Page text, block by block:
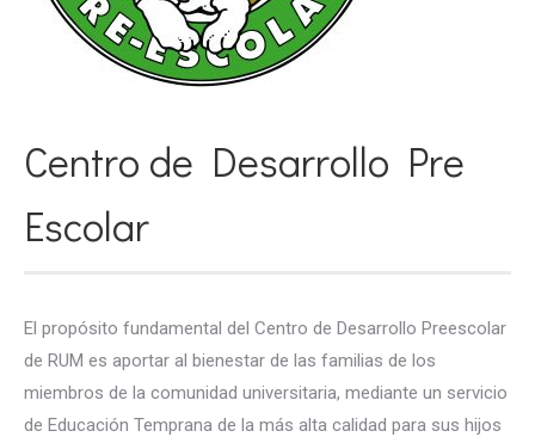
Centro de Desarrollo Pre
Escolar
El propósito fundamental del Centro de Desarrollo Preescolar
de RUM es aportar al bienestar de las familias de los
miembros de la comunidad universitaria, mediante un servicio
de Educación Temprana de la más alta calidad para sus hijos